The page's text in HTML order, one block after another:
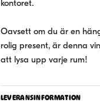
kontoret.
Oavsett om du är en
rolig present, är denna
att lysa upp varje rum!
LEVERANSINFORMATION